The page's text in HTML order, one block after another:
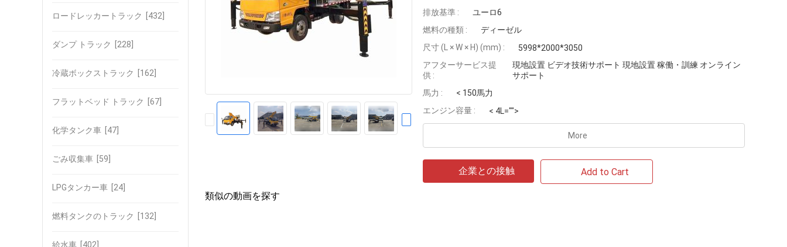
ロードレッカートラック [432]
ダンプ トラック [228]
冷蔵ボックストラック [162]
フラットベッド トラック [67]
化学タンク車 [47]
ごみ収集車 [59]
LPGタンカー車 [24]
燃料タンクのトラック [132]
給水車 [402]
排放基準 :
ユーロ6
燃料の種類 :
ディーゼル
尺寸 (L × W × H) (mm) :
5998*2000*3050
アフターサービス提
供 :
現地設置 ビデオ技術サポート 現地設置 稼働・訓練 オンライン
サポート
馬力 :
< 150馬力
エンジン容量 :
< 4L="">
More
企業との接触 Add to Cart
類似の動画を探す